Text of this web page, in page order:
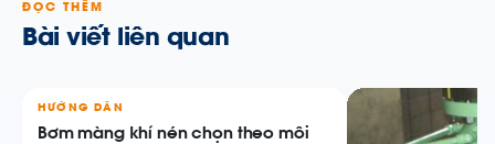
ĐỌC THÊM
Bài viết liên quan
HƯỚNG DẪN
Bơm màng khí nén chọn theo môi